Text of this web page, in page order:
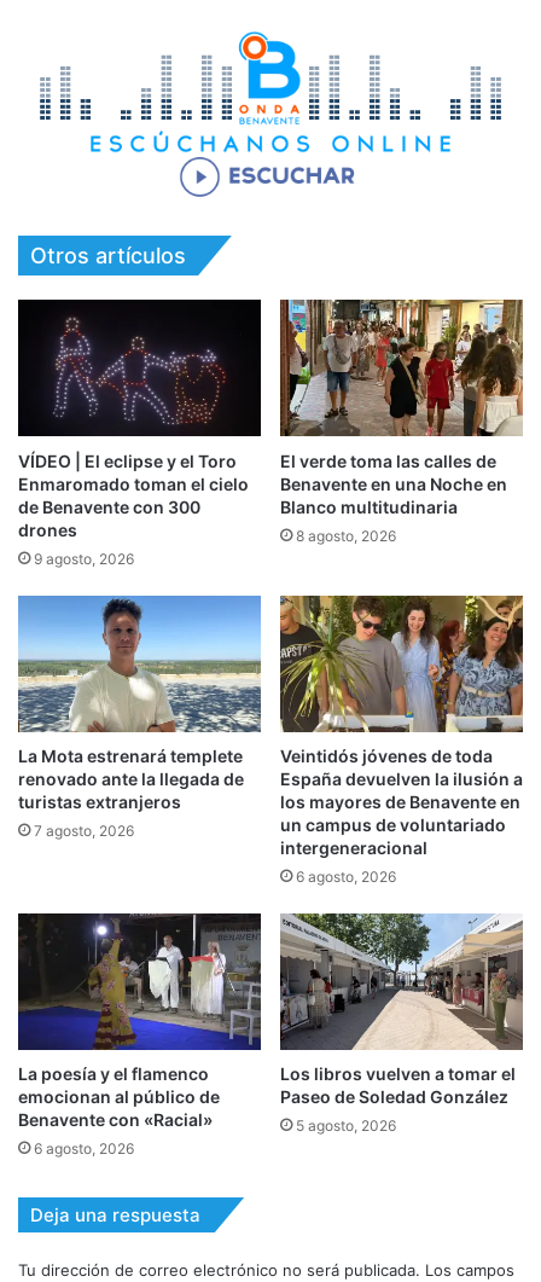
Otros artículos
VÍDEO | El eclipse y el Toro
Enmaromado toman el cielo
de Benavente con 300
drones
9 agosto, 2026
El verde toma las calles de
Benavente en una Noche en
Blanco multitudinaria
8 agosto, 2026
La Mota estrenará templete
renovado ante la llegada de
turistas extranjeros
7 agosto, 2026
Veintidós jóvenes de toda
España devuelven la ilusión a
los mayores de Benavente en
un campus de voluntariado
intergeneracional
6 agosto, 2026
La poesía y el flamenco
emocionan al público de
Benavente con «Racial»
6 agosto, 2026
Los libros vuelven a tomar el
Paseo de Soledad González
5 agosto, 2026
Deja una respuesta
Tu dirección de correo electrónico no será publicada. Los campos